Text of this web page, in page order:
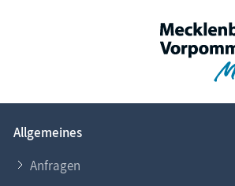
Allgemeines
Anfragen